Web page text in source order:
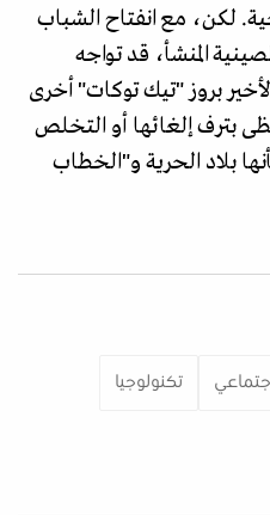
لكن، مع انفتاح الشباب
المنشأ، قد تواجه
بروز "تيك توكات" أخرى
بترف إلغائها أو التخلص
بلاد الحرية و"الخطاب
تكنولوجيا